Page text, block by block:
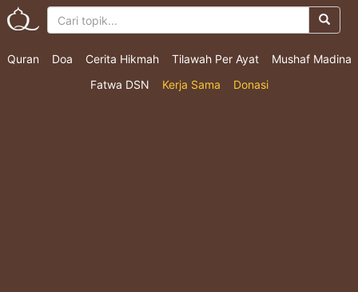
Quran Doa Cerita Hikmah Tilawah Per Ayat
Mushaf Madina
Fatwa DSN
Kerja Sama Donasi